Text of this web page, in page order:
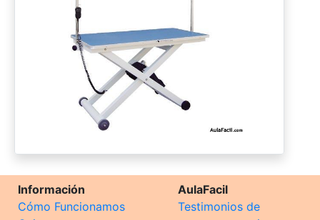
Información
Cómo Funcionamos
AulaFacil
Testimonios de